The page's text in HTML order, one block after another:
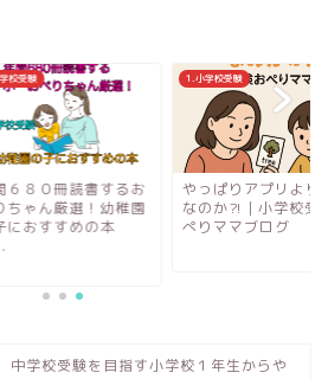
校受験
６８０冊読書するお
ちゃん厳選！幼稚園
におすすめの本
1.小学校受験
やっぱりアプリより
なのか⁈｜小学校受
ぺりママブログ
中学校受験を目指す小学校１年生からや